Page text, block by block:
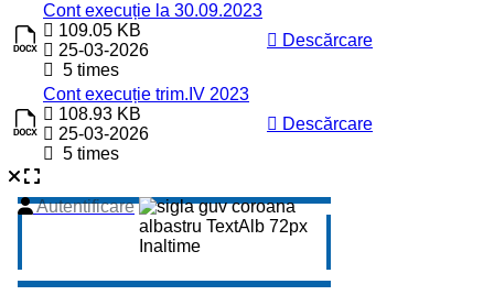
Cont execuție la 30.09.2023
109.05 KB
25-03-2026
5 times
Descărcare
Cont execuție trim.IV 2023
108.93 KB
25-03-2026
5 times
Descărcare